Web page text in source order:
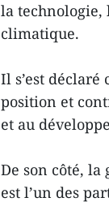
la
climatique.
Il s’est
position et
et au
De son côté,
est l’un des